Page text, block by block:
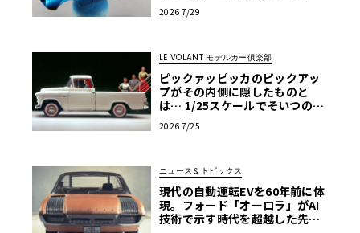
みよう！ 第7回【LE VOLANT モ
2026 7/29
LE VOLANT モデルカー俱楽部
ピックァッピッカのピックアッ
プがその内側に隠したものと
は… 1/25スケールでそいつの正
プラモ・クロニクル】第64回
2026 7/25
ニュース＆トピックス
現代の自動運転EVを60年前に体
現。フォード「オーロラ」がAI
技術で示す時代を超越した先見